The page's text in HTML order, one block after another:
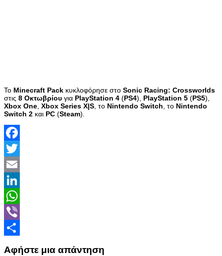
Το Minecraft Pack κυκλοφόρησε στο Sonic Racing: Crossworlds
στις 8 Οκτωβρίου για PlayStation 4 (PS4), PlayStation 5 (PS5),
Xbox One Xbox Series X|S , το Nintendo Switch , το Nintendo
Switch 2 και PC (Steam).
Facebook
Twitter
Email
LinkedIn
WhatsApp
Viber
Αφήστε μια απάντηση